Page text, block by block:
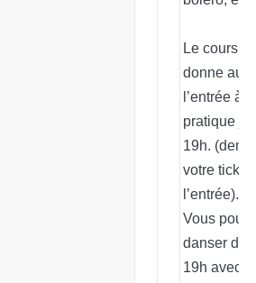
Le cours
donne
l’entrée à
pratique
19h.
votre ticket
l’entrée).
Vous
danser de
19h avec